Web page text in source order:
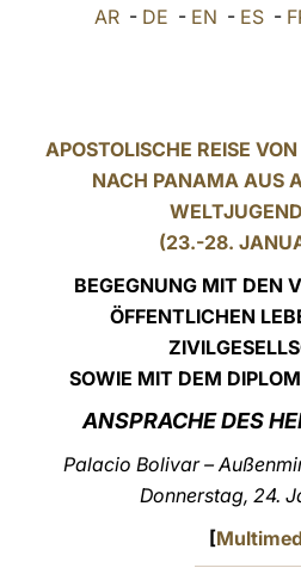
AR - DE - EN - ES -
APOSTOLISCHE REISE
NACH PANAMA AUS
(23.-28.
BEGEGNUNG MIT DEN
ÖFFENTLICHEN
SOWIE MIT DEM
ANSPRACHE DES
Palacio Bolivar –
Donnerstag, 24.
[